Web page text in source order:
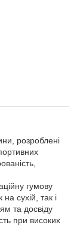
розроблені
гумову
сухій, так і
та досвіду
при високих